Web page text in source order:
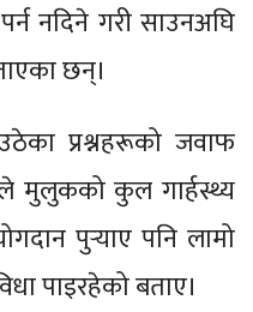
नदिने गरी साउनअघि
छन्।
प्रश्नहरूको जवाफ
मुलुकको कुल गार्हस्थ्य
पुर्‍याए पनि लामो
पाइरहेको बताए।